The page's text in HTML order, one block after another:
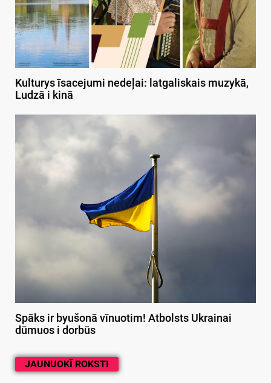
Kulturys īsacejumi nedeļai: latgaliskais muzykā,
Ludzā i kinā
Spāks ir byušonā vīnuotim! Atbolsts Ukrainai
dūmuos i dorbūs
JAUNUOKĪ ROKSTI